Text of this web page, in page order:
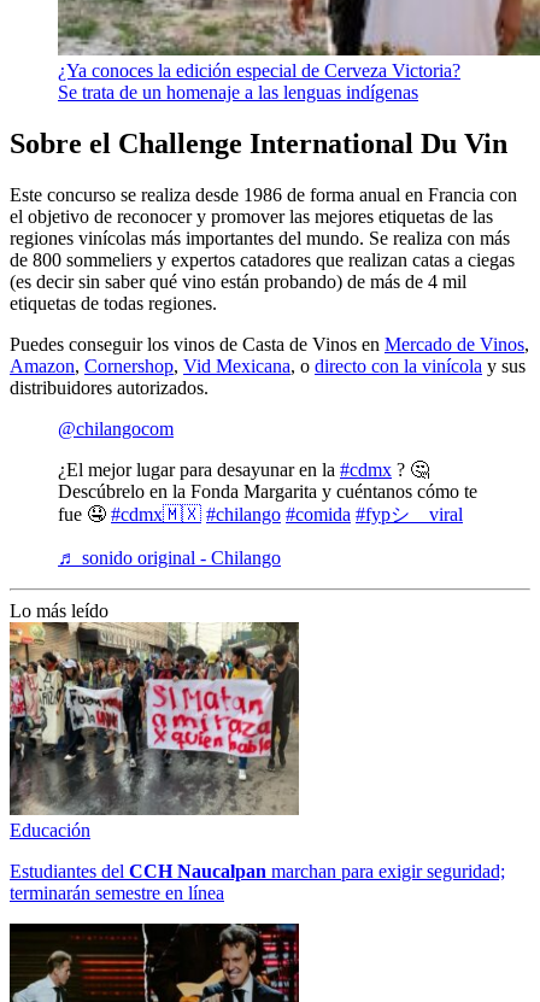
¿Ya conoces la edición especial de Cerveza Victoria?
Se trata de un homenaje a las lenguas indígenas
Sobre el Challenge International Du Vin
Este concurso se realiza desde 1986 de forma anual en Francia con
el objetivo de reconocer y promover las mejores etiquetas de las
regiones vinícolas más importantes del mundo. Se realiza con más
de 800 sommeliers y expertos catadores que realizan catas a ciegas
(es decir sin saber qué vino están probando) de más de 4 mil
etiquetas de todas regiones.
Puedes conseguir los vinos de Casta de Vinos en Mercado de Vinos,
Amazon, Cornershop, Vid Mexicana, o directo con la vinícola y sus
distribuidores autorizados.
@chilangocom
¿El mejor lugar para desayunar en la #cdmx ? 🤔
Descúbrelo en la Fonda Margarita y cuéntanos cómo te
fue 🤤 #cdmx🇲🇽 #chilango #comida #fypシ゚viral
♬ sonido original - Chilango
Lo más leído
Educación
Estudiantes del CCH Naucalpan marchan para exigir seguridad;
terminarán semestre en línea